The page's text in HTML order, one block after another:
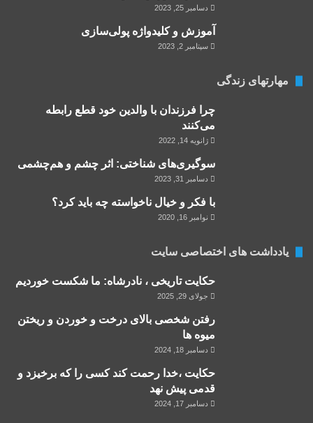
دسامبر 25, 2023
آموزش و کلید‌واژه پولی‌سازی
سپتامبر 2, 2023
مهارتهای زندگی
چرا فرزندان با والدین خود قطع رابطه
می‌‌کنند
ژانویه 14, 2022
سوگیری‌های شناختی: اثر چشم و هم‌چشمی
دسامبر 31, 2023
با فکر و خیال ناخواسته چه باید کرد؟
نوامبر 16, 2020
یادداشت های اختصاصی سایت
حکایت تاریخی ، نادرشاه: ما شکست خوردیم
جولای 29, 2025
رفتن شخصی بالای درخت و خوردن و ریختن
میوه ها
دسامبر 18, 2024
حکایت ،خدا رحمت کند کسی را که برخیزد و
قدمی پیش نهد
دسامبر 17, 2024